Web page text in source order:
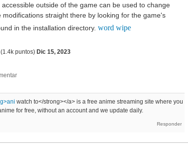
outside of the game can be used to change
straight there by looking for the game's
in the installation directory. word wipe
(1.4k puntos) Dic 15, 2023
watch to</strong></a> is a free anime streaming site where you
for free, without an account and we update daily.